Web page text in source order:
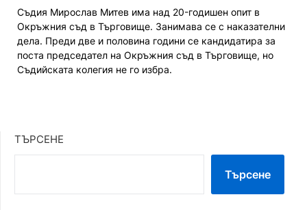
Съдия Мирослав Митев има над 20-годишен опит в
Окръжния съд в Търговище. Занимава се с наказателни
дела. Преди две и половина години се кандидатира за
поста председател на Окръжния съд в Търговище, но
Съдийската колегия не го избра.
ТЪРСЕНЕ
Търсене